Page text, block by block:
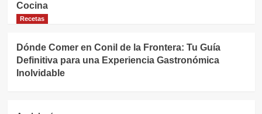
Cocina
Recetas
Dónde Comer en Conil de la Frontera: Tu Guía
Definitiva para una Experiencia Gastronómica
Inolvidable